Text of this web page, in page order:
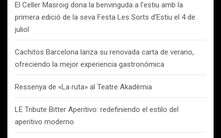
El Celler Masroig dona la benvinguda a l’estiu amb la
primera edició de la seva Festa Les Sorts d’Estiu el 4 de
juliol
Cachitos Barcelona lanza su renovada carta de verano,
ofreciendo la mejor experiencia gastronómica
Ressenya de «La ruta» al Teatre Akadèmia
LE Tribute Bitter Aperitivo: redefiniendo el estilo del
aperitivo moderno